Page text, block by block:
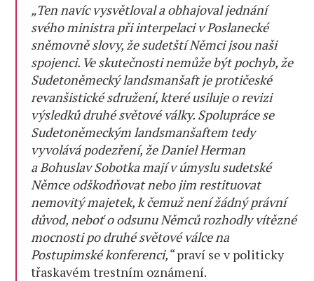
„Ten navíc vysvětloval a obhajoval jednání
svého ministra při interpelaci v Poslanecké
sněmovně slovy, že sudetští Němci jsou naši
spojenci. Ve skutečnosti nemůže být pochyb, že
Sudetoněmecký landsmanšaft je protičeské
revanšistické sdružení, které usiluje o revizi
výsledků druhé světové války. Spolupráce se
Sudetoněmeckým landsmanšaftem tedy
vyvolává podezření, že Daniel Herman
a Bohuslav Sobotka mají v úmyslu sudetské
Němce odškodňovat nebo jim restituovat
nemovitý majetek, k čemuž není žádný právní
důvod, neboť o odsunu Němců rozhodly vítězné
mocnosti po druhé světové válce na
Postupimské konferenci,“praví se v politicky
třaskavém trestním oznámení.